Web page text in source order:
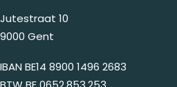
Jutestraat 10
9000 Gent
IBAN BE14 8900 1496 2683